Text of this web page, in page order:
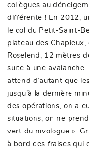
collègues au
différente ! En 2012,
le col du Petit-Saint-
plateau des
Roselend, 12 mètres
suite à une
attend d’autant que
jusqu’à la dernière
des opérations, on a
situations, on ne
vert du nivologue ».
à bord des fraises qui